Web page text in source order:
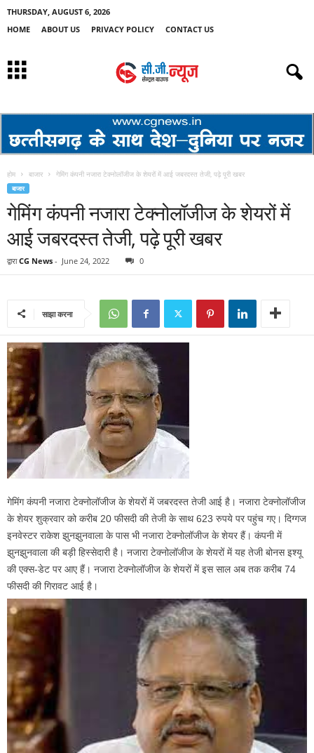
THURSDAY, AUGUST 6, 2026
HOME
ABOUT US PRIVACY POLICY CONTACT US
होम बाजार गेमिंग कंपनी नजारा टेक्नोलॉजीज के शेयरों में आई जबरदस्त तेजी, पढ़े पूरी खबर
बाजार
गेमिंग कंपनी नजारा टेक्नोलॉजीज के शेयरों में
आई जबरदस्त तेजी, पढ़े पूरी खबर
द्वारा CG News - June 24, 2022 0
साझा करना
गेमिंग कंपनी नजारा टेक्नोलॉजीज के शेयरों में जबरदस्त तेजी आई है। नजारा टेक्नोलॉजीज
के शेयर शुक्रवार को करीब 20 फीसदी की तेजी के साथ 623 रुपये पर पहुंच गए। दिग्गज
इनवेस्टर राकेश झुनझुनवाला के पास भी नजारा टेक्नोलॉजीज के शेयर हैं। कंपनी में
झुनझुनवाला की बड़ी हिस्सेदारी है। नजारा टेक्नोलॉजीज के शेयरों में यह तेजी बोनस इश्यू
की एक्स-डेट पर आए हैं। नजारा टेक्नोलॉजीज के शेयरों में इस साल अब तक करीब 74
फीसदी की गिरावट आई है।